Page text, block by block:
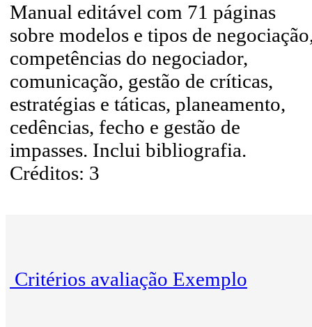
Manual editável com 71 páginas
sobre modelos e tipos de
competências do negociador,
comunicação, gestão de críticas,
estratégias e táticas, planeamento,
cedências, fecho e gestão de
impasses. Inclui bibliografia.
Créditos: 3
Critérios avaliação Exemplo